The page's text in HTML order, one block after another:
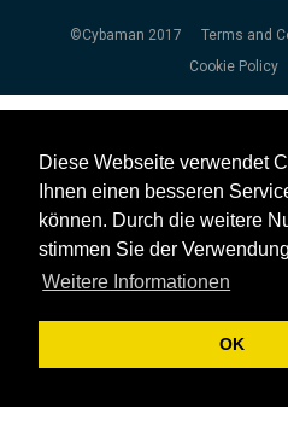
Diese Webseite verwendet
Ihnen einen besseren
können. Durch die weitere
stimmen Sie der
Weitere Informationen
OK
Diese Webseite verwendet
Ihnen einen besseren
können. Durch die weitere
stimmen Sie der
Weitere Informationen
OK
©Cybaman 2017 Terms and
Cookie Policy